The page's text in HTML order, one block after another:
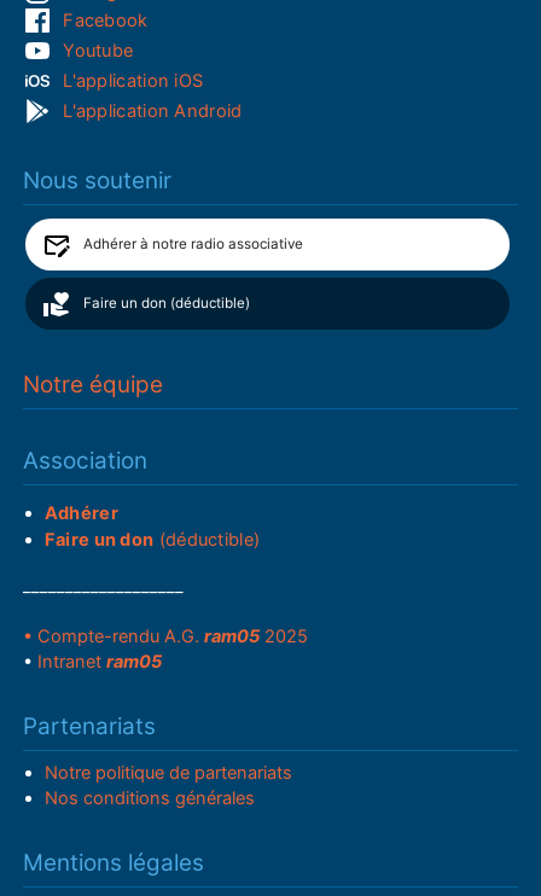
Facebook
Youtube
L'application iOS
L'application Android
Nous soutenir
Adhérer à notre radio associative
Faire un don (déductible)
Notre équipe
Association
Adhérer
Faire un don (déductible)
• Compte-rendu A.G.ram05 2025
• Intranetram05
Partenariats
Notre politique de partenariats
Nos conditions générales
Mentions légales